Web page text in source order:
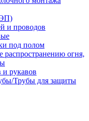
и проводов
под полом
огня,
рукавов
Трубы для защиты